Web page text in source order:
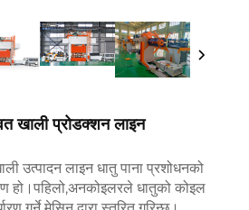
खाली प्रोडक्शन लाइन
उत्पादन लाइन धातु पाना प्रशोधनको
हो।पहिलो,अनकोइलरले धातुको कोइल